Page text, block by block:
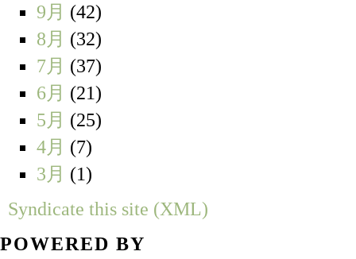
9月 (42)
8月 (32)
7月 (37)
6月 (21)
5月 (25)
4月 (7)
3月 (1)
Syndicate this site (XML)
POWERED BY